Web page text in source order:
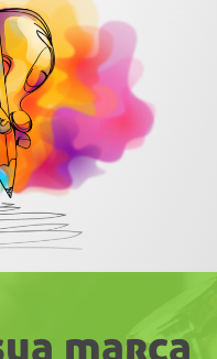
marca